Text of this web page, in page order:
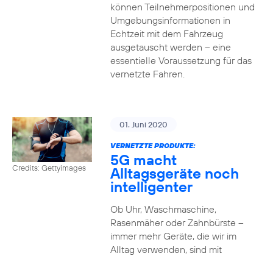
können Teilnehmerpositionen und
Umgebungsinformationen in
Echtzeit mit dem Fahrzeug
ausgetauscht werden – eine
essentielle Voraussetzung für das
vernetzte Fahren.
Credits: Gettyimages
01. Juni 2020
VERNETZTE PRODUKTE:
5G macht
Alltagsgeräte noch
intelligenter
Ob Uhr, Waschmaschine,
Rasenmäher oder Zahnbürste –
immer mehr Geräte, die wir im
Alltag verwenden, sind mit